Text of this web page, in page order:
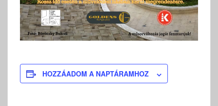
HOZZÁADOM A NAPTÁRAMHOZ